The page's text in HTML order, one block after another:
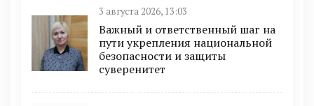
3 августа 2026, 13:03
Важный и ответственный шаг на
пути укрепления национальной
безопасности и защиты
суверенитет